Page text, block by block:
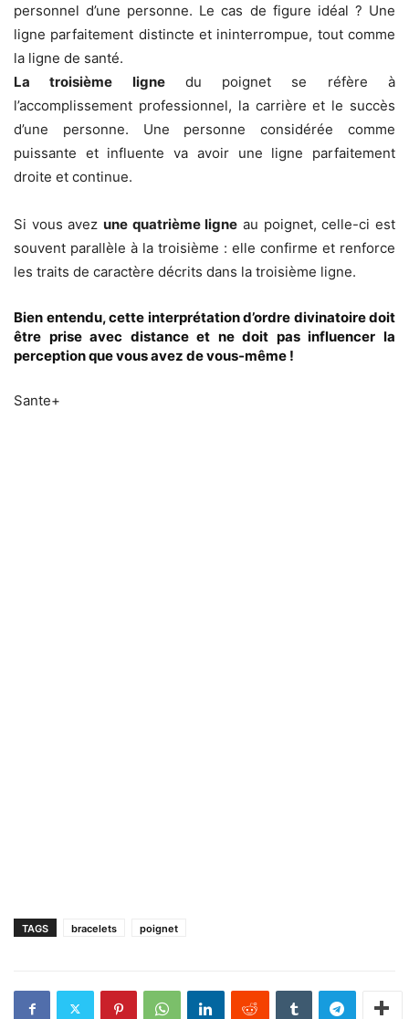
personnel d’une personne. Le cas de figure idéal ? Une
ligne parfaitement distincte et ininterrompue, tout comme
la ligne de santé.
La troisième lignedu poignet se réfère à
l’accomplissement professionnel, la carrière et le succès
d’une personne. Une personne considérée comme
puissante et influente va avoir une ligne parfaitement
droite et continue.
Si vous avez une quatrième ligne au poignet, celle-ci est
souvent parallèle à la troisième : elle confirme et renforce
les traits de caractère décrits dans la troisième ligne.
Bien entendu, cette interprétation d’ordre divinatoire doit
être prise avec distance et ne doit pas influencer la
perception que vous avez de vous-même !
Sante+
TAGS bracelets poignet